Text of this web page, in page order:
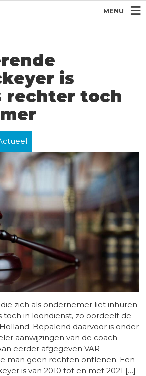
MENU
is
rechter toch
zich als ondernemer liet inhuren
toch in loondienst, zo oordeelt de
Bepalend daarvoor is onder
aanwijzingen van de coach
eerder afgegeven VAR-
man geen rechten ontlenen. Een
is van 2010 tot en met 2021 […]